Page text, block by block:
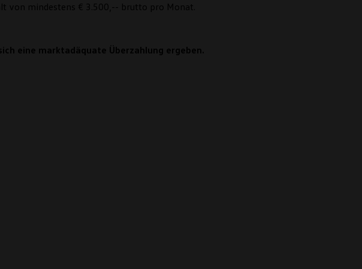
von mindestens € 3.500,-- brutto pro Monat.
eine marktadäquate Überzahlung ergeben.